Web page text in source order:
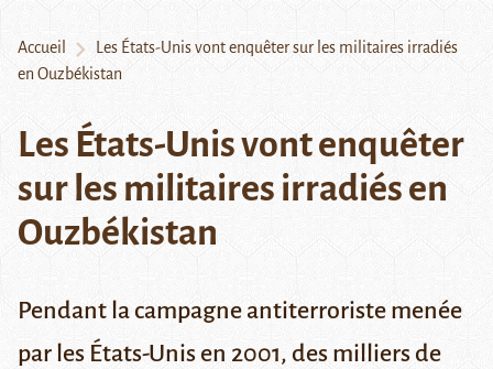
Accueil
Les États-Unis vont enquêter sur les militaires irradiés
en Ouzbékistan
Les États-Unis vont enquêter
sur les militaires irradiés en
Ouzbékistan
Pendant la campagne antiterroriste menée
par les États-Unis en 2001, des milliers de